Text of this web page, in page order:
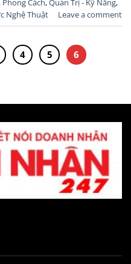
Phong Cách,Quản Trị - Kỹ Năng,
Nghệ Thuật Leave a comment
4 5 6